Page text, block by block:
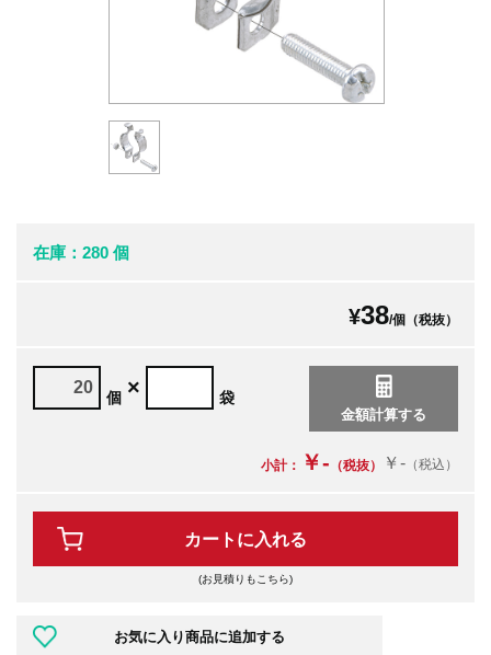
在庫：280 個
¥38/個（税抜）
個 × 袋
小計： ￥- （税抜） ￥- （税込）
カートに入れる
(お見積りもこちら)